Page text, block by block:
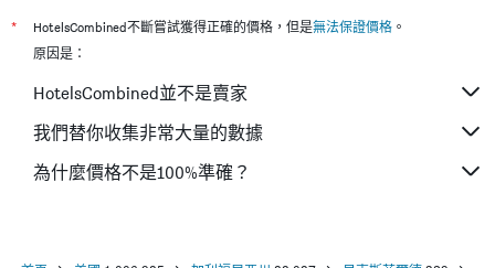
* HotelsCombined不斷嘗試獲得正確的價格，但是無法保證價格 。
原因是：
HotelsCombined並不是賣家
我們替你收集非常大量的數據
為什麼價格不是100%準確？